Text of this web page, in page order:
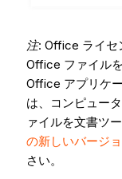
注: Office ライ
Office ファイル
Office アプリケ
は、コンピュー
ァイルを文書ツ
の新しいバージ
さい。